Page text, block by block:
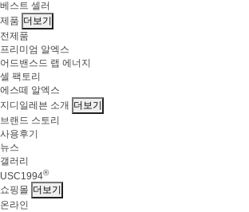
베스트 셀러
제품 더보기
전제품
프리미엄 알엑스
어드밴스드 랩 에너지
셀 팩토리
에스떼 알엑스
지디일레븐 소개 더보기
브랜드 스토리
사용후기
뉴스
갤러리
USC1994®
쇼핑몰 더보기
온라인